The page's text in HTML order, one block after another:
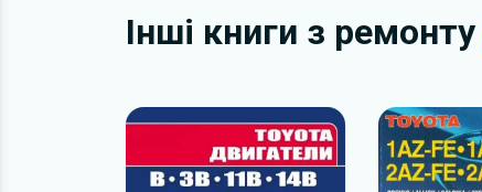
Інші книги з ремонту